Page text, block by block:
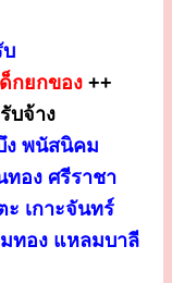
กยกของ ++
บจ้าง
ง พนัสนิคม
อง ศรีราชา
เกาะจันทร์
ทอง แหลมบาลี